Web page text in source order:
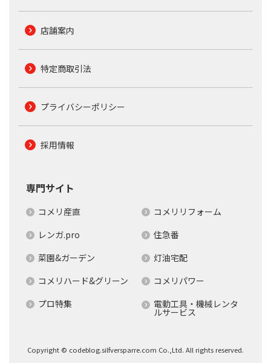
店舗案内
特定商取引法
プライバシーポリシー
採用情報
専門サイト
コメリ産直
コメリリフォーム
レンガ.pro
住急番
菜園&ガーデン
灯油宅配
コメリハード&グリーン
コメリパワー
プロ特集
電動工具・機械レンタ
ルサービス
Copyright © codeblog.silfversparre.com Co.,Ltd. All rights reserved.